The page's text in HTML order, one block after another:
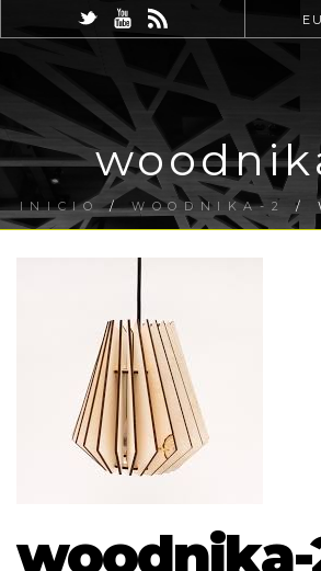
EU
INICIO /WOODNIKA-2 /
woodnika-